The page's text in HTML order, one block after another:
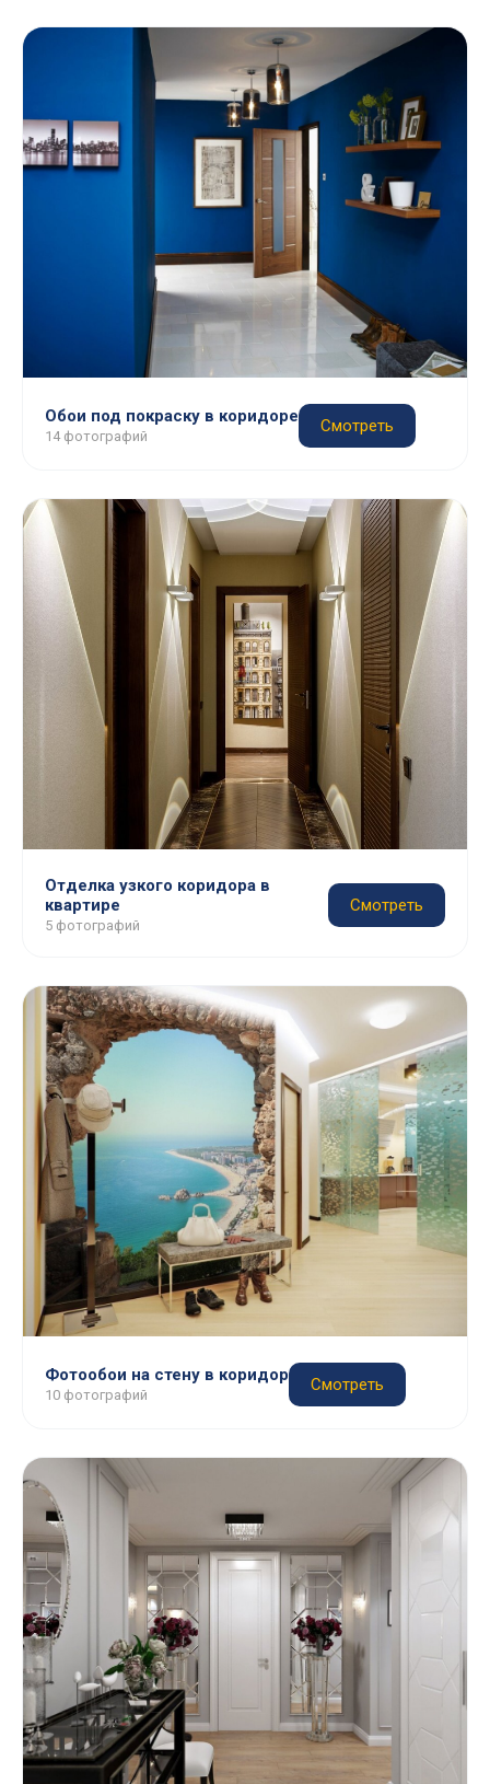
Обои под покраску в коридоре
14 фотографий
Смотреть
Отделка узкого коридора в
квартире
5 фотографий
Смотреть
Фотообои на стену в коридор
10 фотографий
Смотреть